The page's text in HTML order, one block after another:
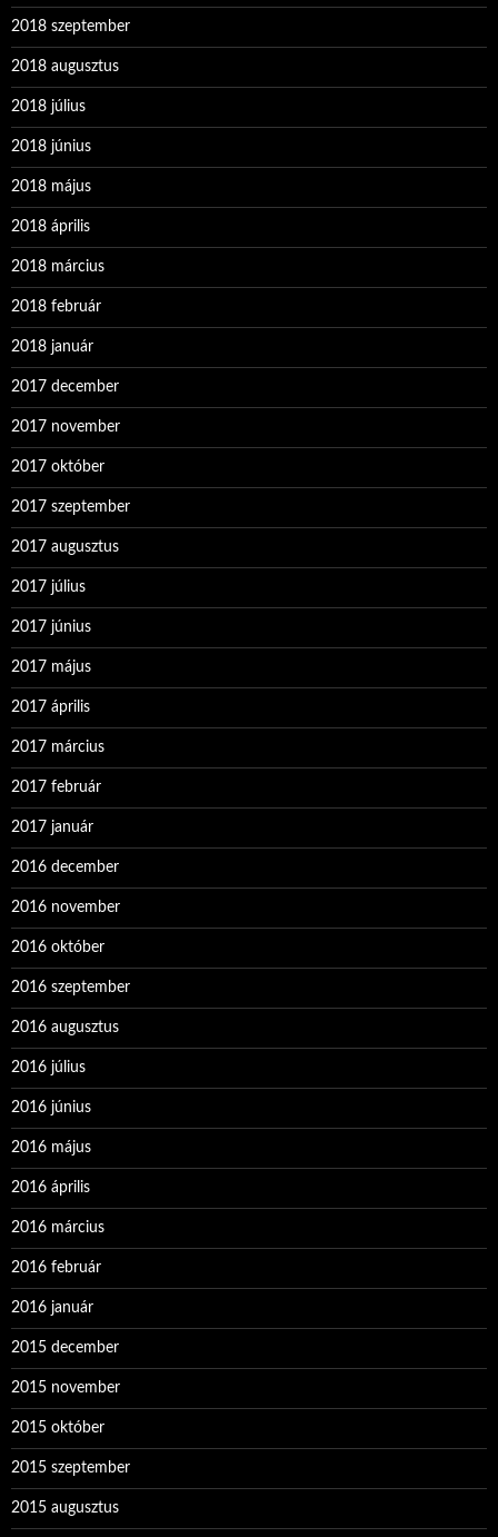
2018 szeptember
2018 augusztus
2018 július
2018 június
2018 május
2018 április
2018 március
2018 február
2018 január
2017 december
2017 november
2017 október
2017 szeptember
2017 augusztus
2017 július
2017 június
2017 május
2017 április
2017 március
2017 február
2017 január
2016 december
2016 november
2016 október
2016 szeptember
2016 augusztus
2016 július
2016 június
2016 május
2016 április
2016 március
2016 február
2016 január
2015 december
2015 november
2015 október
2015 szeptember
2015 augusztus